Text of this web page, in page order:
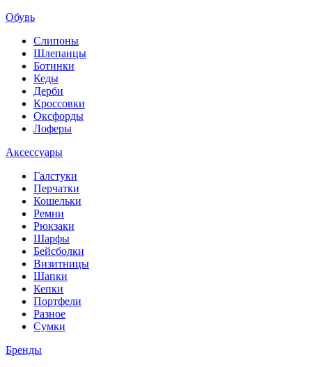
Обувь
Слипоны
Шлепанцы
Ботинки
Кеды
Дерби
Кроссовки
Оксфорды
Лоферы
Аксессуары
Галстуки
Перчатки
Кошельки
Ремни
Рюкзаки
Шарфы
Бейсболки
Визитницы
Шапки
Кепки
Портфели
Разное
Сумки
Бренды